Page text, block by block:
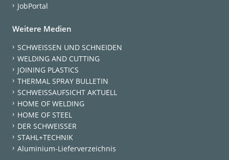
JobPortal
Weitere Medien
SCHWEISSEN UND SCHNEIDEN
WELDING AND CUTTING
JOINING PLASTICS
THERMAL SPRAY BULLETIN
SCHWEISSAUFSICHT AKTUELL
HOME OF WELDING
HOME OF STEEL
DER SCHWEISSER
STAHL+TECHNIK
Aluminium-Lieferverzeichnis